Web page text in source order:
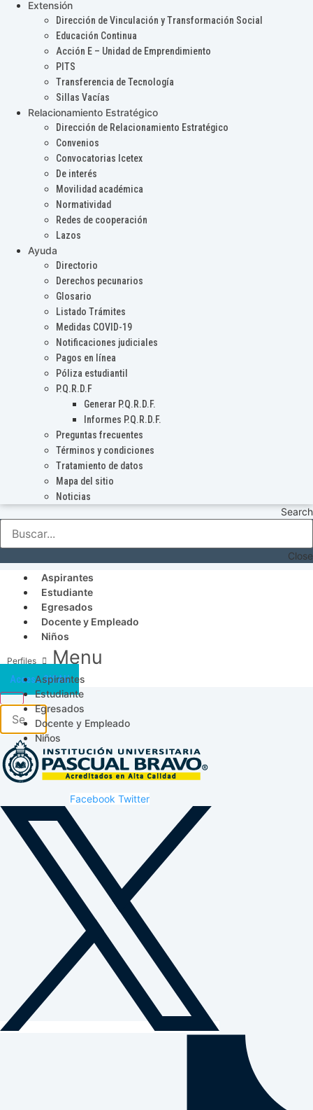
Extensión
Dirección de Vinculación y Transformación Social
Educación Continua
Acción E – Unidad de Emprendimiento
PITS
Transferencia de Tecnología
Sillas Vacías
Relacionamiento Estratégico
Dirección de Relacionamiento Estratégico
Convenios
Convocatorias Icetex
De interés
Movilidad académica
Normatividad
Redes de cooperación
Lazos
Ayuda
Directorio
Derechos pecunarios
Glosario
Listado Trámites
Medidas COVID-19
Notificaciones judiciales
Pagos en línea
Póliza estudiantil
P.Q.R.D.F
Generar P.Q.R.D.F.
Informes P.Q.R.D.F.
Preguntas frecuentes
Términos y condiciones
Tratamiento de datos
Mapa del sitio
Noticias
Search
Close
Aspirantes
Estudiante
Egresados
Docente y Empleado
Niños
Menu
Aspirantes
Estudiante
Egresados
Docente y Empleado
Niños
Acceso SICAU
Facebook Twitter